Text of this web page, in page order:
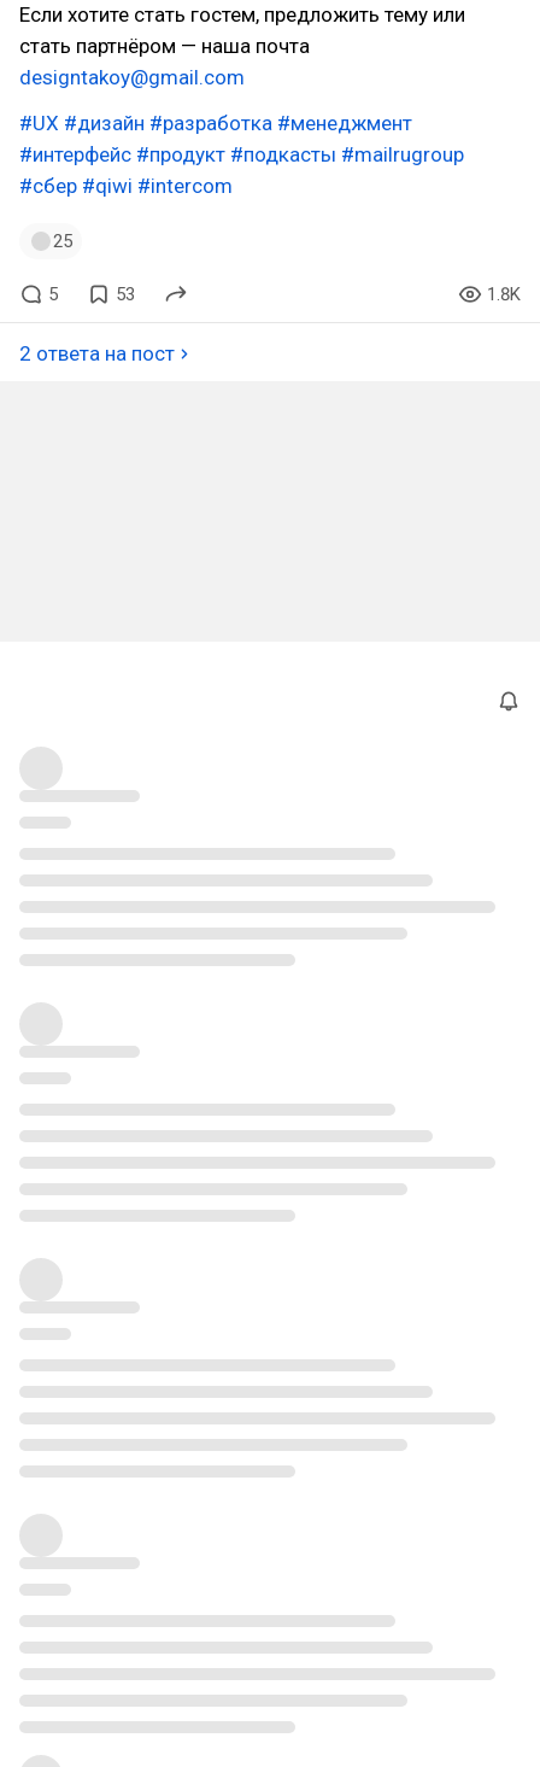
Если хотите стать гостем, предложить тему или
стать партнёром — наша почта
designtakoy@gmail.com
#UX #дизайн #разработка #менеджмент
#интерфейс #продукт #подкасты #mailrugroup
#сбер #qiwi #intercom
25
5 53 1.8K
2 ответа на пост